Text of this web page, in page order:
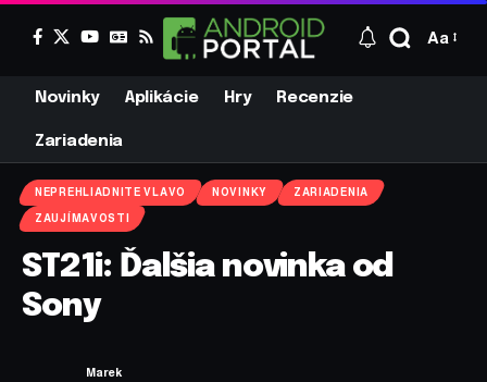
Aa
Novinky Aplikácie Hry Recenzie
Zariadenia
NEPREHLIADNITE VLAVO NOVINKY ZARIADENIA
ZAUJÍMAVOSTI
ST21i: Ďalšia novinka od
Sony
Marek